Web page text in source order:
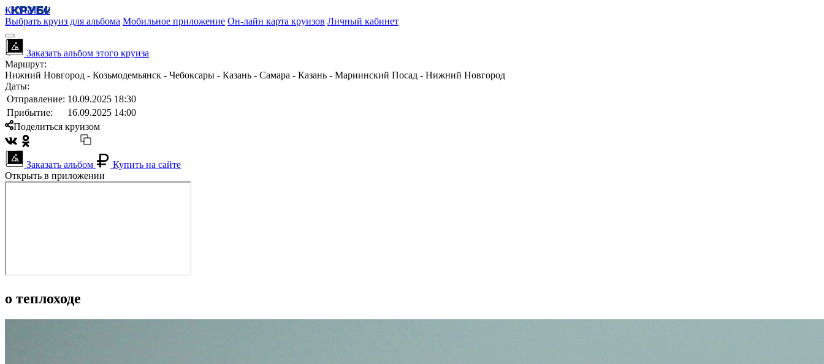
КРУБИСС
Выбрать круиз для альбома Мобильное приложение Он-лайн карта круизов Личный кабинет
Заказать альбом этого круиза
Маршрут:
Нижний Новгород - Козьмодемьянск - Чебоксары - Казань - Самара - Казань - Мариинский Посад - Нижний Новгород
Даты:
Отправление: 10.09.2025 18:30
Прибытие:
16.09.2025 14:00
Поделиться круизом
Заказать альбом
Купить на сайте
Открыть в приложении
о теплоходе